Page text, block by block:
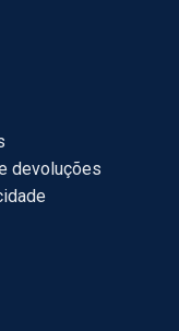
devoluções